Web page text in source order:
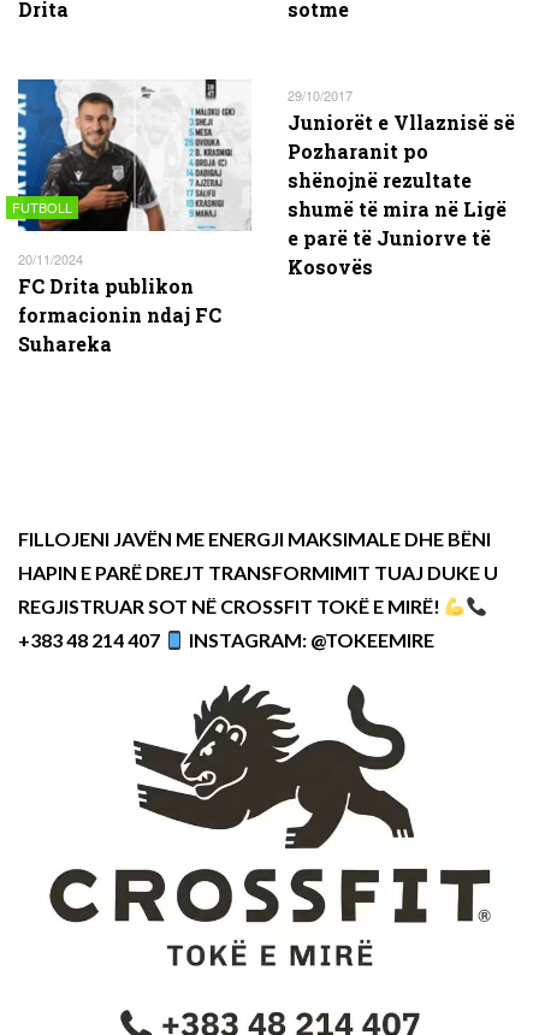
Drita
sotme
FUTBOLL
20/11/2024
FC Drita publikon
formacionin ndaj FC
Suhareka
29/10/2017
Juniorët e Vllaznisë së
Pozharanit po
shënojnë rezultate
shumë të mira në Ligë
e parë të Juniorve të
Kosovës
FILLOJENI JAVËN ME ENERGJI MAKSIMALE DHE BËNI
HAPIN E PARË DREJT TRANSFORMIMIT TUAJ DUKE U
REGJISTRUAR SOT NË CROSSFIT TOKË E MIRË!
+383 48 214 407
INSTAGRAM: @TOKEEMIRE